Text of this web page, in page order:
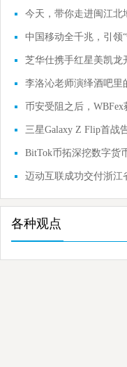
今天，带你走进闽江北
中国移动全千兆，引领
庭数字
芝华仕携手红星美凯龙
类节
李洛沁老师演绎酒吧里
战课
币安受阻之后，
位？
三星Galaxy Z Flip首战
最快仅25秒售
BitTok币拓深挖数字货
史
迈动互联成功交付浙江
育大脑项
各种观点